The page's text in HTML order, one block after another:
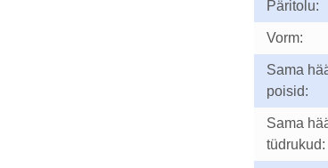
Päritolu:
Vorm:
Sama
poisid:
Sama
tüdrukud: